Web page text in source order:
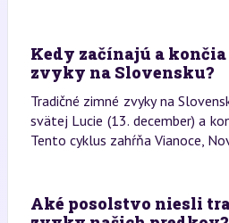
Kedy začínajú a
zvyky na Slovensku?
Tradičné zimné zvyky na
svätej Lucie (13. december) a
Tento cyklus zahŕňa Vianoce,
Aké posolstvo niesli